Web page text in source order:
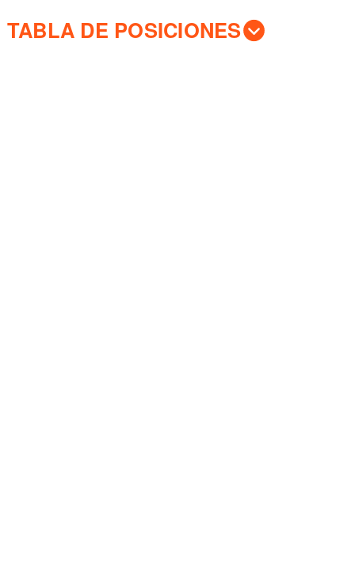
TABLA DE POSICIONES